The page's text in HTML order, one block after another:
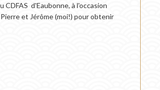
CDFAS d'Eaubonne, à l'occasion
et Jérôme (moi!) pour obtenir